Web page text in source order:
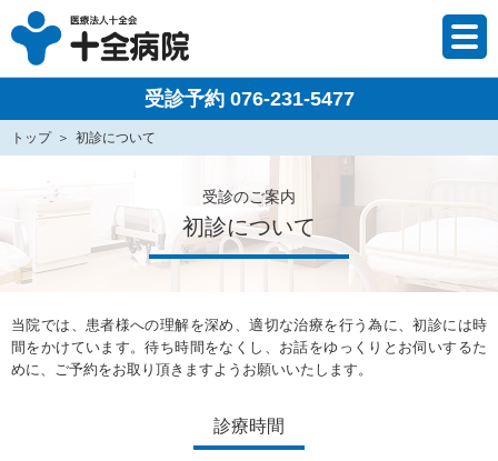
受診予約 076-231-5477
トップ 初診について
受診のご案内
初診について
当院では、患者様への理解を深め、適切な治療を行う為に、初診には時
間をかけています。待ち時間をなくし、お話をゆっくりとお伺いするた
めに、ご予約をお取り頂きますようお願いいたします。
診療時間